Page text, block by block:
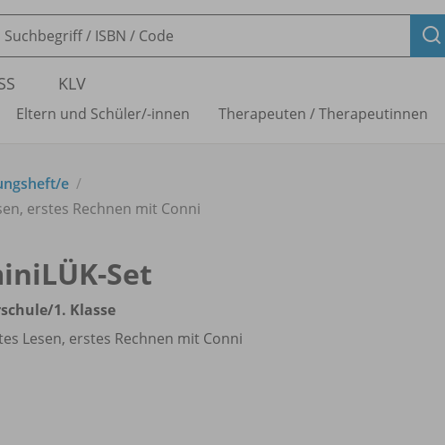
KLV
Eltern und Schüler/-innen Therapeuten /Therapeutinnen
e
erstes Rechnen mit Conni
Set
1. Klasse
Lesen, erstes Rechnen mit Conni